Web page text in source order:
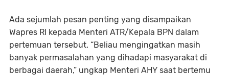
Ada sejumlah pesan penting yang disampaikan
Wapres RI kepada Menteri ATR/Kepala BPN dalam
pertemuan tersebut. “Beliau mengingatkan masih
banyak permasalahan yang dihadapi masyarakat di
berbagai daerah,” ungkap Menteri AHY saat bertemu